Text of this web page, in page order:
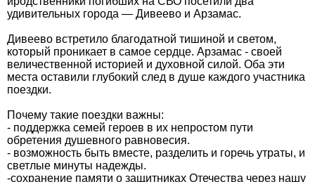
удивительных города — Дивеево и Арзамас.
Дивеево встретило благодатной тишиной и светом,
который проникает в самое сердце. Арзамас - своей
величественной историей и духовной силой. Оба эти
места оставили глубокий след в душе каждого участника
поездки.
Почему такие поездки важны:
- поддержка семей героев в их непростом пути
обретения душевного равновесия.
- возможность быть вместе, разделить и горечь утраты, и
светлые минуты надежды.
-сохранение памяти о защитниках Отечества через нашу